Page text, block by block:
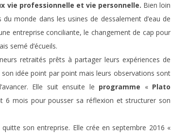
vie professionnelle et vie personnelle. Bien loin
monde dans les usines de dessalement d’eau de
entreprise conciliante, le changement de cap pour
semé d’écueils.
retraités prêts à partager leurs expériences de
son idée point par point mais leurs observations sont
Elle suit ensuite le programme « Plato
6 mois pour pousser sa réflexion et structurer son
son entreprise. Elle crée en septembre 2016 «